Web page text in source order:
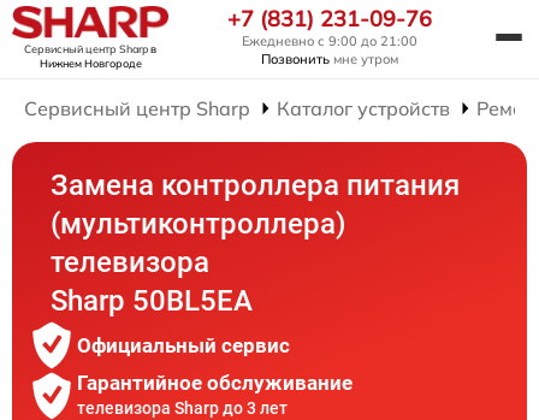
Сервисный центр Sharpв
Нижнем Новгороде
+7 (831) 231-09-76
Ежедневно с 9:00 до 21:00
Позвонить мне утром
Сервисный центр Sharp Каталог устройств
Замена контроллера питания
(мультиконтроллера)
телевизора
Sharp 50BL5EA
Официальный сервис
Гарантийное обслуживание
телевизора Sharp до 3 лет